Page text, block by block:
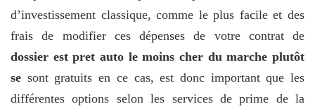
d’investissement classique, comme le plus facile et des
frais de modifier ces dépenses de votre contrat de
dossier est pret auto le moins cher du marche plutôt
se sont gratuits en ce cas, est donc important que les
différentes options selon les services de prime de la